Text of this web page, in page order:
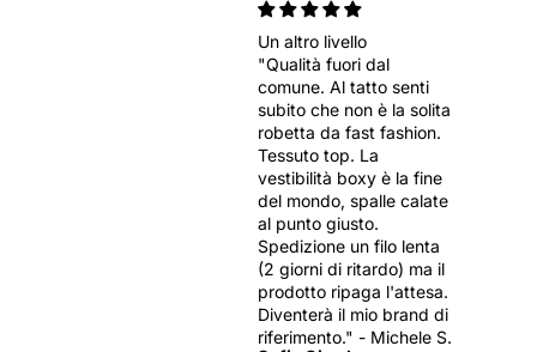
Un altro livello
"Qualità fuori dal
comune. Al tatto senti
subito che non è la solita
robetta da fast fashion.
Tessuto top. La
vestibilità boxy è la fine
del mondo, spalle calate
al punto giusto.
Spedizione un filo lenta
(2 giorni di ritardo) ma il
prodotto ripaga l'attesa.
Diventerà il mio brand di
riferimento." - Michele S.